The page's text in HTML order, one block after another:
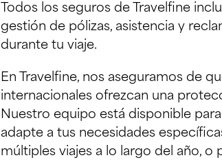
Todos los seguros de Travelfine
gestión de pólizas, asistencia y
durante tu viaje.
En Travelfine, nos aseguramos de
internacionales ofrezcan una
Nuestro equipo está disponible
adapte a tus necesidades
múltiples viajes a lo largo del año, o